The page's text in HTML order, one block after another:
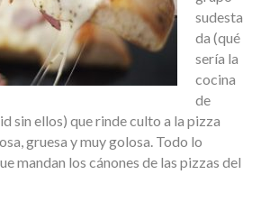
sudesta
da (qué
sería la
cocina
de
sin ellos) que rinde culto a la pizza
gruesa y muy golosa. Todo lo
mandan los cánones de las pizzas del